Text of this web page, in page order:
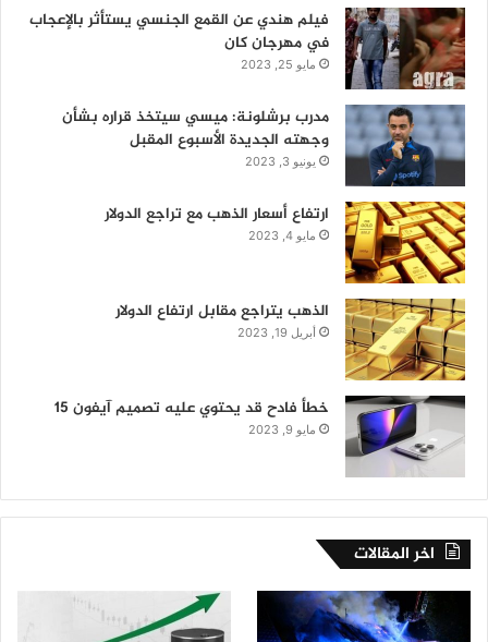
فيلم هندي عن القمع الجنسي يستأثر بالإعجاب
في مهرجان كان
مايو 25, 2023
مدرب برشلونة: ميسي سيتخذ قراره بشأن
وجهته الجديدة الأسبوع المقبل
يونيو 3, 2023
ارتفاع أسعار الذهب مع تراجع الدولار
مايو 4, 2023
الذهب يتراجع مقابل ارتفاع الدولار
أبريل 19, 2023
خطأ فادح قد يحتوي عليه تصميم آيفون 15
مايو 9, 2023
اخر المقالات